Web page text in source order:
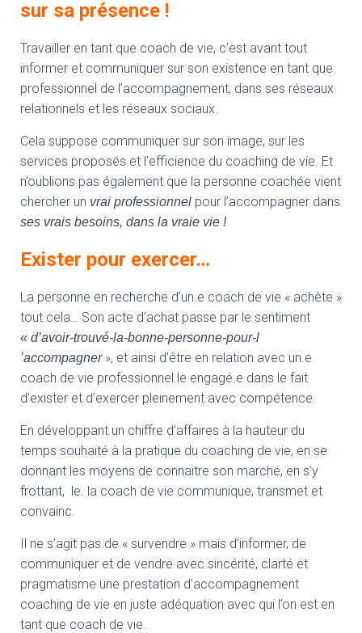
sur sa présence !
Travailler en tant que coach de vie, c’est avant tout
informer et communiquer sur son existence en tant que
professionnel de l’accompagnement, dans ses réseaux
relationnels et les réseaux sociaux.
Cela suppose communiquer sur son image, sur les
services proposés et l’efficience du coaching de vie. Et
n’oublions pas également que la personne coachée vient
chercher un vrai professionnel pour l’accompagner dans
ses vrais besoins, dans la vraie vie !
Exister pour exercer…
La personne en recherche d’un.e coach de vie « achète »
tout cela… Son acte d’achat passe par le sentiment
« d’avoir-trouvé-la-bonne-personne-pour-l
’accompagner », et ainsi d’être en relation avec un.e
coach de vie professionnel.le engagé.e dans le fait
d’exister et d’exercer pleinement avec compétence.
En développant un chiffre d’affaires à la hauteur du
temps souhaité à la pratique du coaching de vie, en se
donnant les moyens de connaitre son marché, en s’y
frottant, le. la coach de vie communique, transmet et
convainc.
Il ne s’agit pas de « survendre » mais d’informer, de
communiquer et de vendre avec sincérité, clarté et
pragmatisme une prestation d’accompagnement
coaching de vie en juste adéquation avec qui l’on est en
tant que coach de vie.